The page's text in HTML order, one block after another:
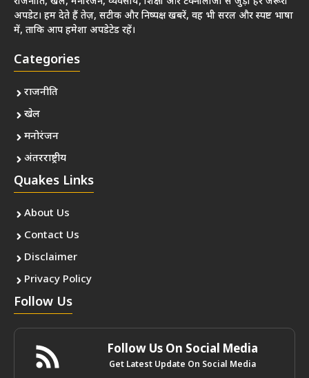
अपडेट। हम देते हैं तेज़, सटीक और निष्पक्ष खबरें, वह भी सरल और स्पष्ट भाषा
में, ताकि आप हमेशा अपडेटेड रहें।
Categories
राजनीति
खेल
मनोरंजन
अंतरराष्ट्रीय
Quakes Links
About Us
Contact Us
Disclaimer
Privacy Policy
Follow Us
Follow Us On Social Media
Get Latest Update On Social Media